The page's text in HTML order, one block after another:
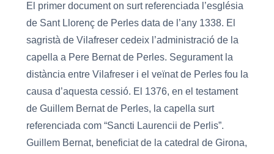
El primer document on surt referenciada l’església
de Sant Llorenç de Perles data de l’any 1338. El
sagristà de Vilafreser cedeix l’administració de la
capella a Pere Bernat de Perles. Segurament la
distància entre Vilafreser i el veïnat de Perles fou la
causa d’aquesta cessió. El 1376, en el testament
de Guillem Bernat de Perles, la capella surt
referenciada com “Sancti Laurencii de Perlis”.
Guillem Bernat, beneficiat de la catedral de Girona,